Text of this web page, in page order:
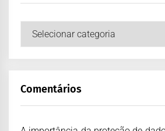
Comentários